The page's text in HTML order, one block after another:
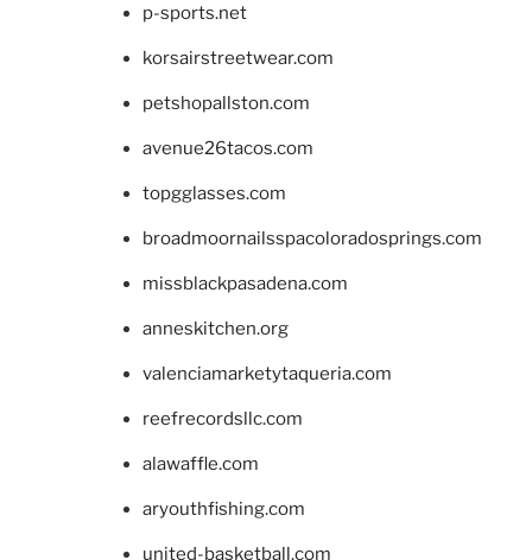
p-sports.net
korsairstreetwear.com
petshopallston.com
avenue26tacos.com
topgglasses.com
broadmoornailsspacoloradosprings.com
missblackpasadena.com
anneskitchen.org
valenciamarketytaqueria.com
reefrecordsllc.com
alawaffle.com
aryouthfishing.com
united-basketball.com